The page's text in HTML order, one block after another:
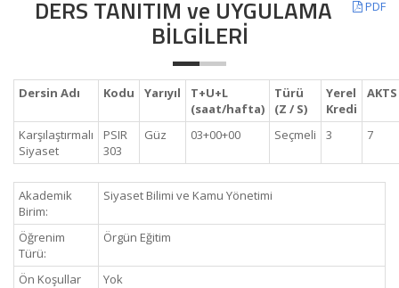
PDF
DERS TANITIM ve UYGULAMA
BİLGİLERİ
Dersin Adı Kodu Yarıyıl
T+U+L
(saat/hafta)
Türü
(Z / S)
Yerel
Kredi
AKTS
Karşılaştırmalı
Siyaset
PSIR
303
Güz 03+00+00 Seçmeli 3 7
Akademik
Birim:
Siyaset Bilimi ve Kamu Yönetimi
Öğrenim
Türü:
Örgün Eğitim
Ön Koşullar
Yok